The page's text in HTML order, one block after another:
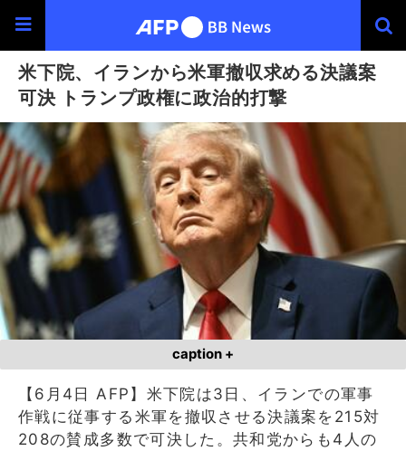
米下院、イランから米軍撤収求める決議案
可決 トランプ政権に政治的打撃
caption +
【6月4日 AFP】米下院は3日、イランでの軍事
作戦に従事する米軍を撤収させる決議案を215対
208の賛成多数で可決した。共和党からも4人の